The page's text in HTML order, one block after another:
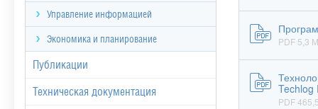
Управление информацией
Экономика и планирование
Публикации
Техническая документация
PDF 5,3
Techlog
PDF